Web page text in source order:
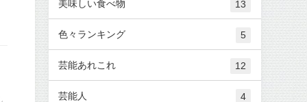
美味しい食べ物 13
色々ランキング 5
芸能あれこれ 12
芸能人 4